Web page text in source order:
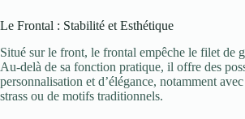
Le Frontal : Stabilité et Esthétique
Situé sur le front, le frontal empêche le filet de
Au-delà de sa fonction pratique, il offre des
personnalisation et d’élégance, notamment
strass ou de motifs traditionnels.